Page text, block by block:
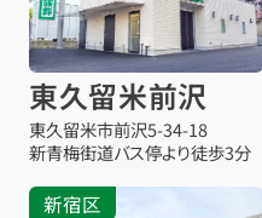
東久留米前沢
東久留米市前沢5-34-18
新青梅街道バス停より徒歩3分
新宿区